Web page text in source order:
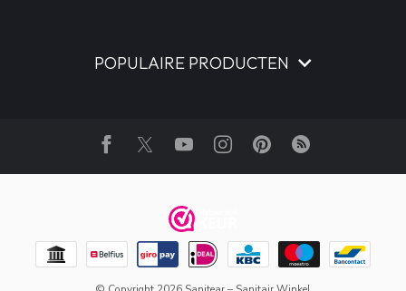
POPULAIRE PRODUCTEN